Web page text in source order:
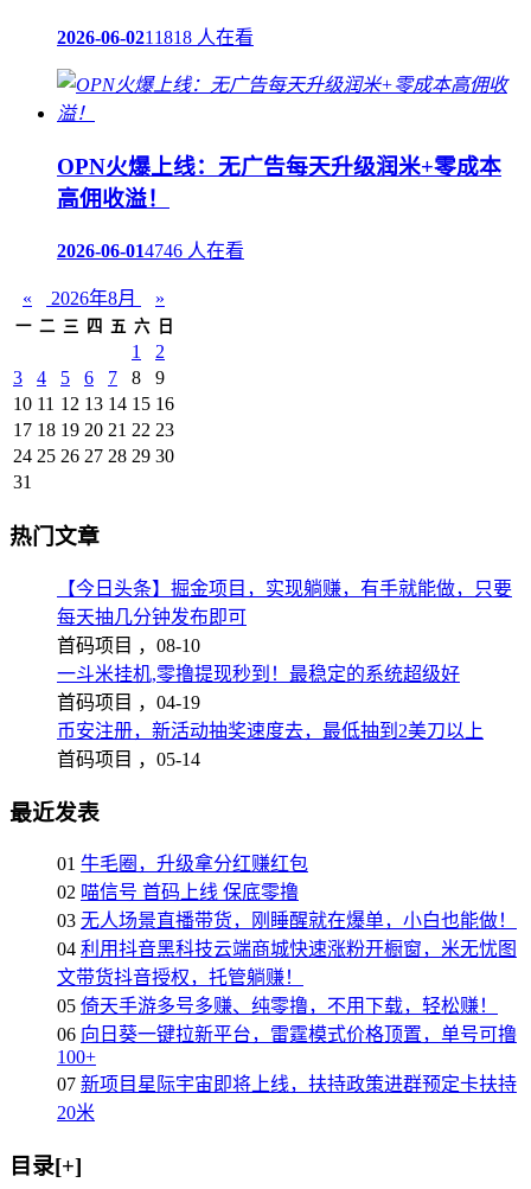
2026-06-0211818 人在看
OPN火爆上线：无广告每天升级润米+零成本
高佣收溢！
2026-06-014746 人在看
« 2026年8月 »
一 二 三 四 五 六 日
1
2
3
4 5 6 7 8
9
10 11 12 13 14 15 16
17 18 19 20 21 22 23
24 25 26 27 28 29 30
31
热门文章
【今日头条】掘金项目，实现躺赚，有手就能做，只要
每天抽几分钟发布即可
首码项目 ， 08-10
一斗米挂机,零撸提现秒到！最稳定的系统超级好
首码项目 ， 04-19
币安注册，新活动抽奖速度去，最低抽到2美刀以上
首码项目 ， 05-14
最近发表
01 牛毛圈，升级拿分红赚红包
02 喵信号 首码上线 保底零撸
03 无人场景直播带货，刚睡醒就在爆单，小白也能做！
04 利用抖音黑科技云端商城快速涨粉开橱窗，米无忧图
文带货抖音授权，托管躺赚！
05 倚天手游多号多赚、纯零撸，不用下载，轻松赚！
06 向日葵一键拉新平台，雷霆模式价格顶置，单号可撸
100+
07 新项目星际宇宙即将上线，扶持政策进群预定卡扶持
20米
目录[+]